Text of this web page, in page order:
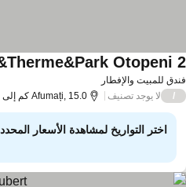
للمبيت والإفطار
لا يوجد تصنيف Afumați, 15.0 كم إلى بوخارست
اختر التواريخ لمشاهدة الأسعار المحددة